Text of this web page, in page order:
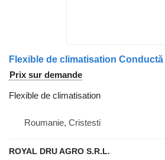
Prix sur demande
Flexible de climatisation
Roumanie, Cristesti
ROYAL DRU AGRO S.R.L.